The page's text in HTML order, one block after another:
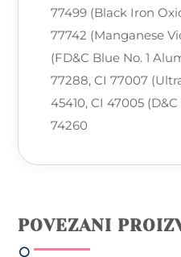
77499 (Black Iron
77742 (Manganese
(FD&C Blue No. 1
77288, CI 77007
45410, CI 47005 (D&C
74260
POVEZANI